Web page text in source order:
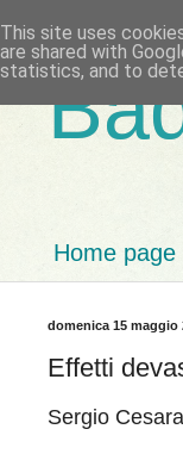
Home page
domenica 15 maggio
Effetti
Sergio
This site uses
are shared with
statistics, and to